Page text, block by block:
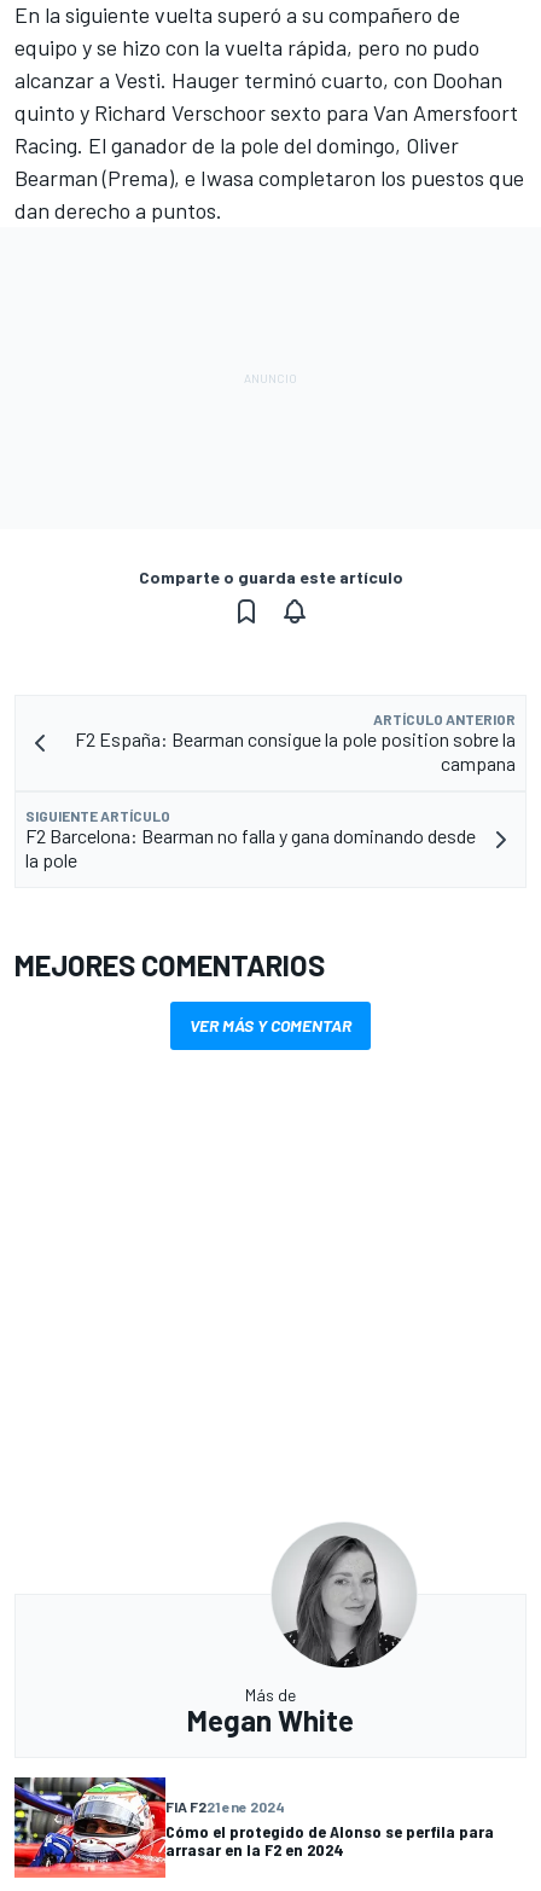
En la siguiente vuelta superó a su compañero de
equipo y se hizo con la vuelta rápida, pero no pudo
alcanzar a Vesti. Hauger terminó cuarto, con Doohan
quinto y Richard Verschoorsexto para Van Amersfoort
Racing. El ganador de la pole del domingo, Oliver
Bearman(Prema), e Iwasa completaron los puestos que
dan derecho a puntos.
Comparte o guarda este artículo
ARTÍCULO ANTERIOR
F2 España: Bearman consigue la pole position sobre la
campana
SIGUIENTE ARTÍCULO
F2 Barcelona: Bearman no falla y gana dominando desde
la pole
MEJORES COMENTARIOS
VER MÁS Y COMENTAR
Más de
Megan White
FIA F221 ene 2024
Cómo el protegido de Alonso se perfila para
arrasar en la F2 en 2024